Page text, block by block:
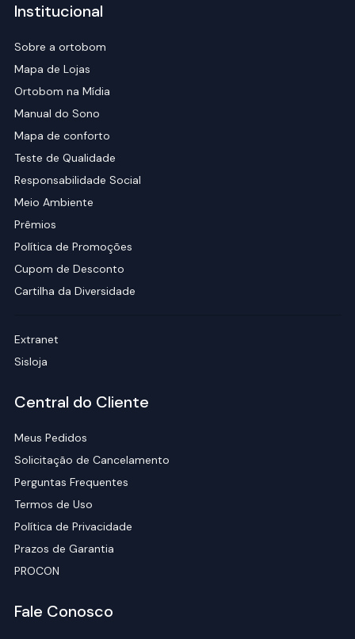
Institucional
Sobre a ortobom
Mapa de Lojas
Ortobom na Mídia
Manual do Sono
Mapa de conforto
Teste de Qualidade
Responsabilidade Social
Meio Ambiente
Prêmios
Política de Promoções
Cupom de Desconto
Cartilha da Diversidade
Extranet
Sisloja
Central do Cliente
Meus Pedidos
Solicitação de Cancelamento
Perguntas Frequentes
Termos de Uso
Política de Privacidade
Prazos de Garantia
PROCON
Fale Conosco